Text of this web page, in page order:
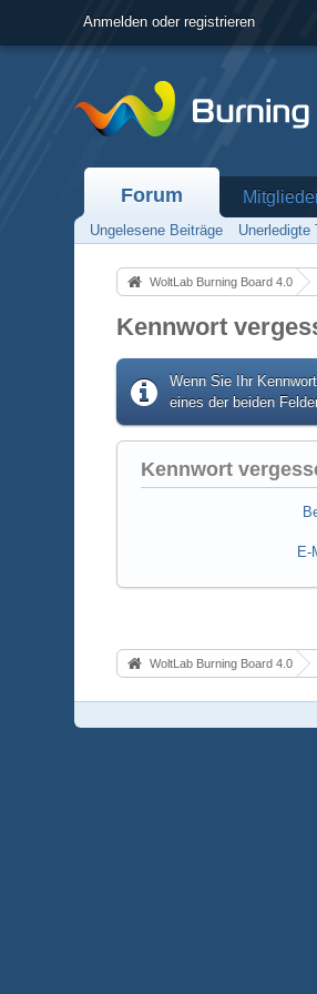
Anmelden oder registrieren
Forum
Ungelesene Beiträge Unerledigte
WoltLab Burning Board 4.0
Kennwort
Wenn Sie Ihr
eines der beiden
Kennwort
E-
WoltLab Burning Board 4.0